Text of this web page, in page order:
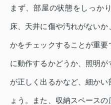
まず、部屋の状態をしっか
床、天井に傷や汚れがない
かをチェックすることが重
に動作するかどうか、照明
が正しく出るかなど、細か
ょう。また、収納スペース